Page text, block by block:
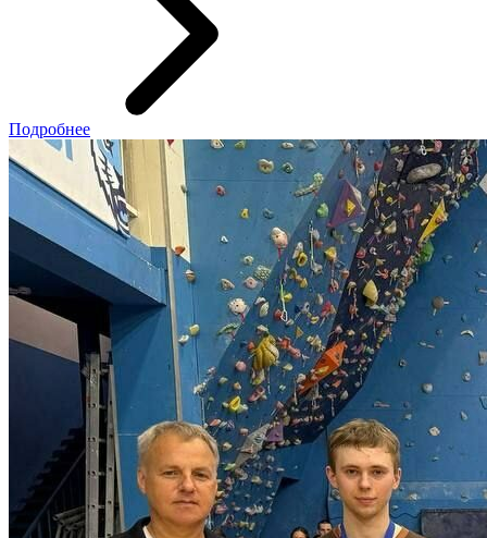
Подробнее